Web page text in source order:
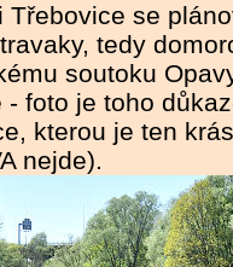
se
tedy
soutoku
foto je toho
kterou je ten
nejde).